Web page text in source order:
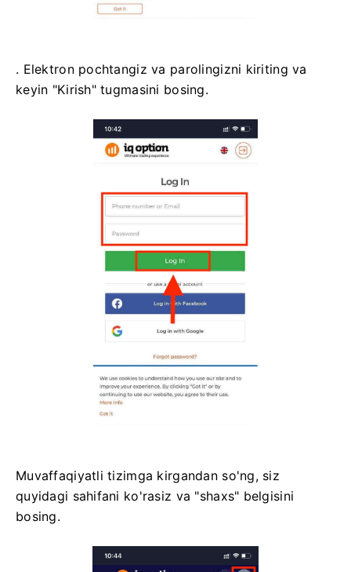
. Elektron pochtangiz va parolingizni kiriting va
keyin "Kirish" tugmasini bosing.
Muvaffaqiyatli tizimga kirgandan so'ng, siz
quyidagi sahifani ko'rasiz va "shaxs" belgisini
bosing.